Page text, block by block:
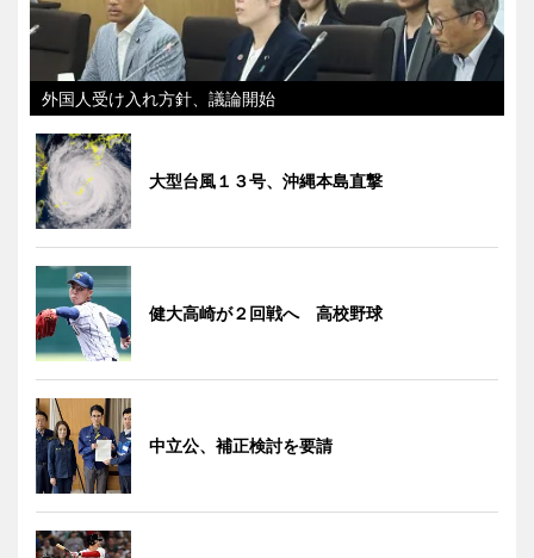
外国人受け入れ方針、議論開始
大型台風１３号、沖縄本島直撃
健大高崎が２回戦へ 高校野球
中立公、補正検討を要請